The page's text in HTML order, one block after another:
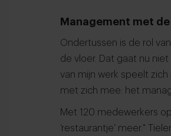
Management met
Ondertussen is de rol
de vloer. Dat gaat nu
van mijn werk speelt
met zich mee: het
Met 120 medewerkers
‘restaurantje’ meer."